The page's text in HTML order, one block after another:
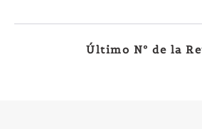
Último Nº de la